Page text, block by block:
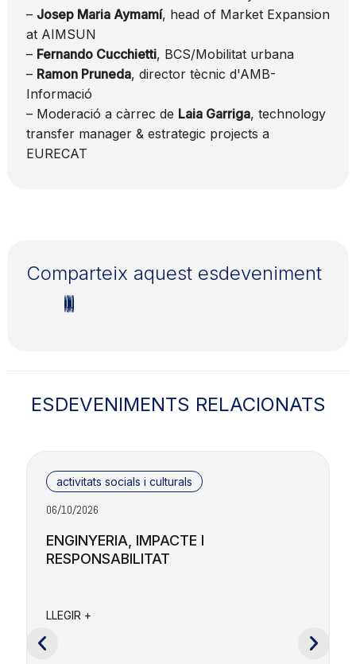
– Josep Maria Aymamí, head of Market Expansion
at AIMSUN
– Fernando Cucchietti, BCS/Mobilitat urbana
– Ramon Pruneda, director tècnic d'AMB-
Informació
– Moderació a càrrec de Laia Garriga, technology
transfer manager & estrategic projects a
EURECAT
Comparteix aquest esdeveniment
ESDEVENIMENTS RELACIONATS
activitats socials i culturals
06/10/2026
ENGINYERIA, IMPACTE I
RESPONSABILITAT
LLEGIR +